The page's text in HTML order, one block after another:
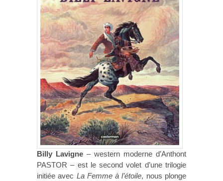
Billy Lavigne – western moderne d’Anthont
PASTOR – est le second volet d’une trilogie
initiée avec La Femme à l’étoile, nous plonge